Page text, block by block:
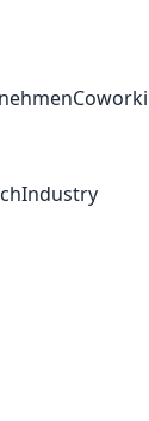
Industry